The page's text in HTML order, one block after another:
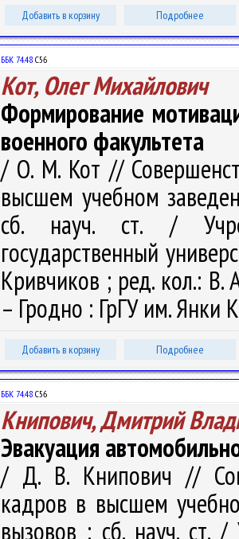
Добавить в корзину Подробнее
ББК 74.48 С56
Кот, Олег Михайлович
Формирование
военного факультета
/ О. М. Кот //
высшем учебном
сб. науч. ст. /
государственный
Кривчиков ; ред. кол.: В.
– Гродно : ГрГУ им. Янки
Добавить в корзину Подробнее
ББК 74.48 С56
Книпович, Дмитрий
Эвакуация
/ Д. В. Книпович //
кадров в высшем
вызовов : сб. науч. ст. /